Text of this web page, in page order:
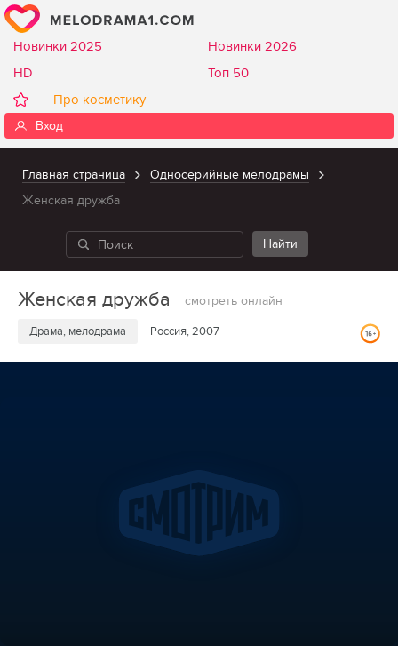
Новинки 2025
Новинки 2026
HD
Топ 50
Про косметику
Вход
Главная страница
Односерийные мелодрамы
Женская дружба
Женская дружба смотреть онлайн
Драма, мелодрама Россия, 2007